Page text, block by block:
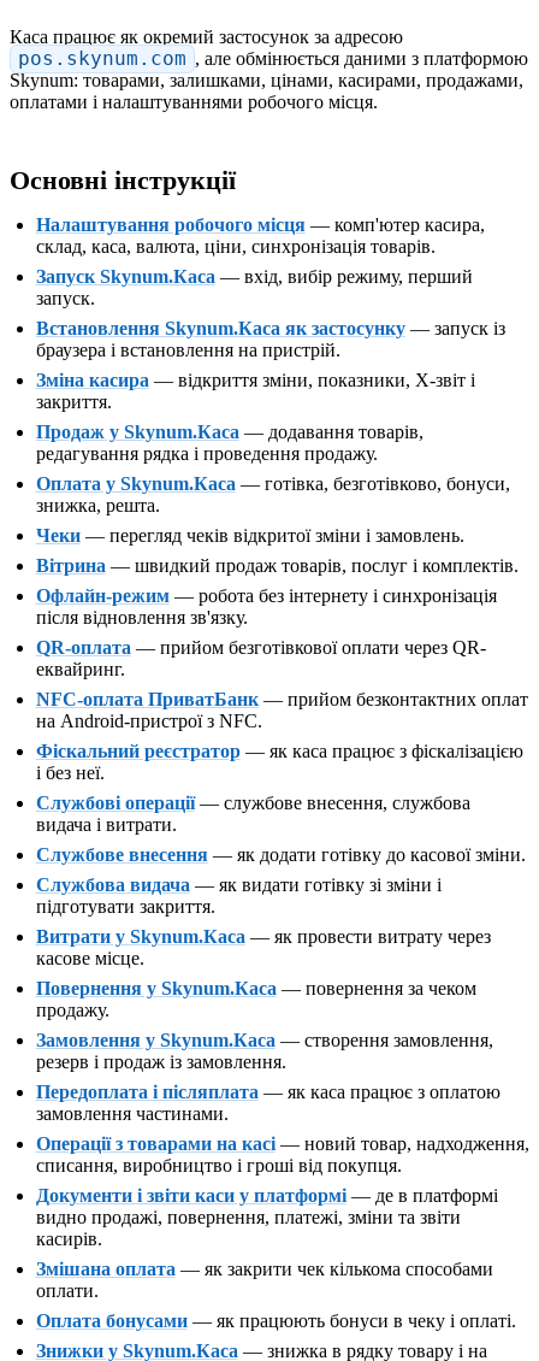
Каса працює як окремий застосунок за адресою
pos.skynum.com , але обмінюється даними з платформою
Skynum: товарами, залишками, цінами, касирами, продажами,
оплатами і налаштуваннями робочого місця.
Основні інструкції
Налаштування робочого місця— комп'ютер касира,
склад, каса, валюта, ціни, синхронізація товарів.
Запуск Skynum.Каса — вхід, вибір режиму, перший
запуск.
Встановлення Skynum.Каса як застосунку— запуск із
браузера і встановлення на пристрій.
Зміна касира — відкриття зміни, показники, X-звіт і
закриття.
Продаж у Skynum.Каса — додавання товарів,
редагування рядка і проведення продажу.
Оплата у Skynum.Каса — готівка, безготівково, бонуси,
знижка, решта.
Чеки— перегляд чеків відкритої зміни і замовлень.
Вітрина — швидкий продаж товарів, послуг і комплектів.
Офлайн-режим— робота без інтернету і синхронізація
після відновлення зв'язку.
QR-оплата — прийом безготівкової оплати через QR-
еквайринг.
NFC-оплата ПриватБанк— прийом безконтактних оплат
на Android-пристрої з NFC.
Фіскальний реєстратор— як каса працює з фіскалізацією
і без неї.
Службові операції— службове внесення, службова
видача і витрати.
Службове внесення— як додати готівку до касової зміни.
Службова видача — як видати готівку зі зміни і
підготувати закриття.
Витрати у Skynum.Каса — як провести витрату через
касове місце.
Повернення у Skynum.Каса — повернення за чеком
продажу.
Замовлення у Skynum.Каса — створення замовлення,
резерв і продаж із замовлення.
Передоплата і післяплата — як каса працює з оплатою
замовлення частинами.
Операції з товарами на касі— новий товар, надходження,
списання, виробництво і гроші від покупця.
Документи і звіти каси у платформі— де в платформі
видно продажі, повернення, платежі, зміни та звіти
касирів.
Змішана оплата — як закрити чек кількома способами
оплати.
Оплата бонусами— як працюють бонуси в чеку і оплаті.
Знижки у Skynum.Каса — знижка в рядку товару і на